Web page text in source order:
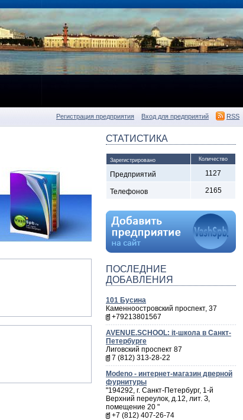
Регистрация предприятия Вход для предприятий RSS
СТАТИСТИКА
Зарегистрировано Количество
Предприятий 1127
Телефонов 2165
ПОСЛЕДНИЕ
ДОБАВЛЕНИЯ
101 Бусина
Каменноостровский проспект, 37
+79213801567
AVENUE.SCHOOL: it-школа в Санкт-
Петербурге
Лиговский проспект 87
7 (812) 313-28-22
Мodeno - интернет-магазин дверной
фурнитуры
"194292, г. Санкт-Петербург, 1-й
Верхний переулок, д.12, лит. З,
помещение 20 "
+7 (812) 407-26-74